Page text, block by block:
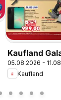
Kaufland
05.08.2026 -
Kaufland